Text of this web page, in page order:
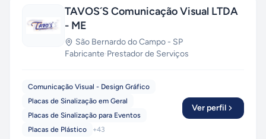
TAVOS´S Comunicação Visual LTDA
- ME
São Bernardo do Campo - SP
Fabricante·Prestador de Serviços
Comunicação Visual - Design Gráfico
Placas de Sinalização em Geral
Placas de Sinalização para Eventos
Placas de Plástico
+43
Ver perfil